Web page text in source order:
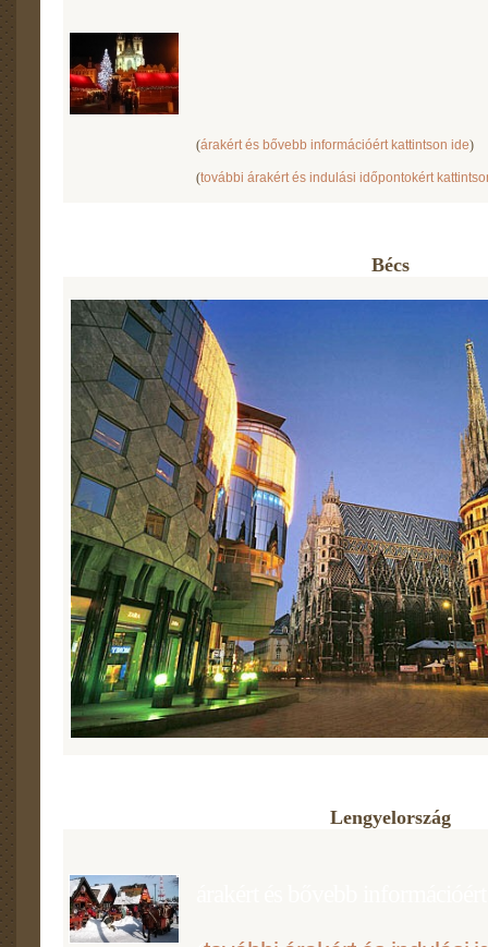
(árakért és bővebb információért kattintson ide)
(további árakért és indulási időpontokért
Bécs
Lengyelország